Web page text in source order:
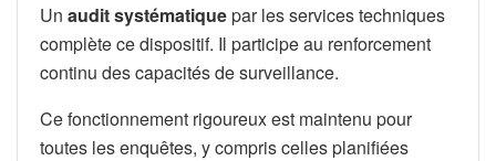
Un audit systématiquepar les services techniques
complète ce dispositif. Il participe au renforcement
continu des capacités de surveillance.
Ce fonctionnement rigoureux est maintenu pour
toutes les enquêtes, y compris celles planifiées